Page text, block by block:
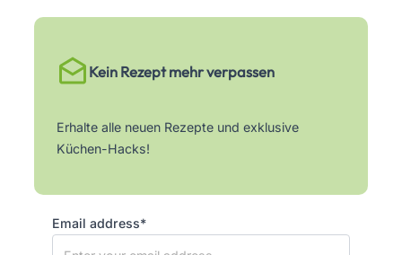
Kein Rezept mehr verpassen
Erhalte alle neuen Rezepte und exklusive
Küchen-Hacks!
Email address*